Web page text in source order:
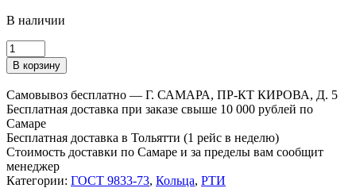
В наличии
Количество
товара
Кольцо
059х065-
3,6
ГОСТ
9833-
73
В корзину
Самовывоз бесплатно — Г. САМАРА, ПР-КТ КИРОВА, Д. 5
Бесплатная доставка при заказе свыше 10 000 рублей по
Самаре
Бесплатная доставка в Тольятти (1 рейс в неделю)
Стоимость доставки по Самаре и за пределы вам сообщит
менеджер
Категории: ГОСТ 9833-73, Кольца, РТИ